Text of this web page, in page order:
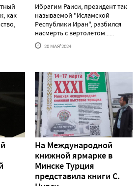
как
Ибрагим Раиси, президент так
называемой "Исламской
Республики Иран", разбился
насмерть с вертолетом......
20 МАЯ'2024
На Международной
книжной ярмарке в
Минске Турция
представила книги С.